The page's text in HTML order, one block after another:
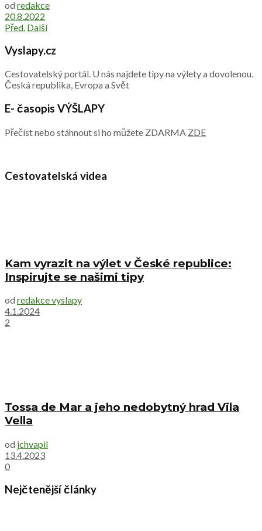
od redakce
20.8.2022
Před. Další
Vyslapy.cz
Cestovatelský portál. U nás najdete tipy na výlety a dovolenou.
Česká republika, Evropa a Svět
E- časopis VÝŠLAPY
Přečíst nebo stáhnout si ho můžete ZDARMA ZDE
Cestovatelská videa
Kam vyrazit na výlet v České republice:
Inspirujte se našimi tipy
od redakce vyslapy
4.1.2024
2
Tossa de Mar a jeho nedobytný hrad Vila
Vella
od jchvapil
13.4.2023
0
Nejčtenější články